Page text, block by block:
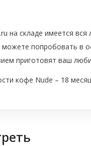
на складе имеется вся
попробовать в
приготовят ваш
кофе Nude – 18